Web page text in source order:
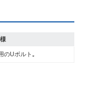
のUボルト｡